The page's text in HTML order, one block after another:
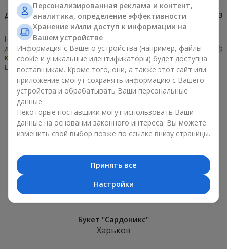
Дата: 26.11.2014 Просмотров: 7923
Несколько подсказок
для тех, кто не знает,
какие комнатные
цветы лучше дарить
подаренные цветы: миф
или реальность
Только что доставили
Букет "Сардоникс"
Харьков
Персонализированная реклама и контент,
аналитика, определение эффективности
Хранение и/или доступ к информации на
Вашем устройстве
Информация с Вашего устройства (например, файлы
cookie и уникальные идентификаторы) будет доступна
поставщикам. Кроме того, они, а также этот сайт или
приложение смогут сохранять информацию с Вашего
устройства и обрабатывать Ваши персональные
данные.
Некоторые поставщики могут использовать Ваши
данные на основании законного интереса. Вы можете
изменить свой выбор позже по ссылке внизу страницы.
Принять все
Настройки